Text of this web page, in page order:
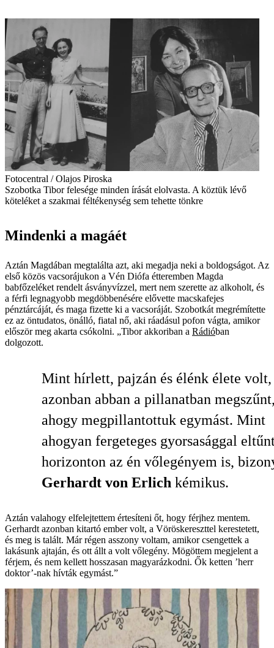
Fotocentral / Olajos Piroska
Szobotka Tibor felesége minden írását elolvasta. A köztük lévő
köteléket a szakmai féltékenység sem tehette tönkre
Mindenki a magáét
Aztán Magdában megtalálta azt, aki megadja neki a boldogságot. Az
első közös vacsorájukon a Vén Diófa étteremben Magda
babfőzeléket rendelt ásványvízzel, mert nem szerette az alkoholt, és
a férfi legnagyobb megdöbbenésére elővette macskafejes
pénztárcáját, és maga fizette ki a vacsoráját. Szobotkát megrémítette
ez az öntudatos, önálló, fiatal nő, aki ráadásul pofon vágta, amikor
először meg akarta csókolni. „Tibor akkoriban a Rádióban
dolgozott.
Mint hírlett, pajzán és élénk élete volt,
azonban abban a pillanatban
ahogy megpillantottuk egymást. Mint
ahogyan fergeteges gyorsasággal
horizonton az én vőlegényem is,
Gerhardt von Erlich kémikus.
Aztán valahogy elfelejtettem értesíteni őt, hogy férjhez mentem.
Gerhardt azonban kitartó ember volt, a Vöröskereszttel kerestetett,
és meg is talált. Már régen asszony voltam, amikor csengettek a
lakásunk ajtaján, és ott állt a volt vőlegény. Mögöttem megjelent a
férjem, és nem kellett hosszasan magyarázkodni. Ők ketten ’herr
doktor’-nak hívták egymást.”